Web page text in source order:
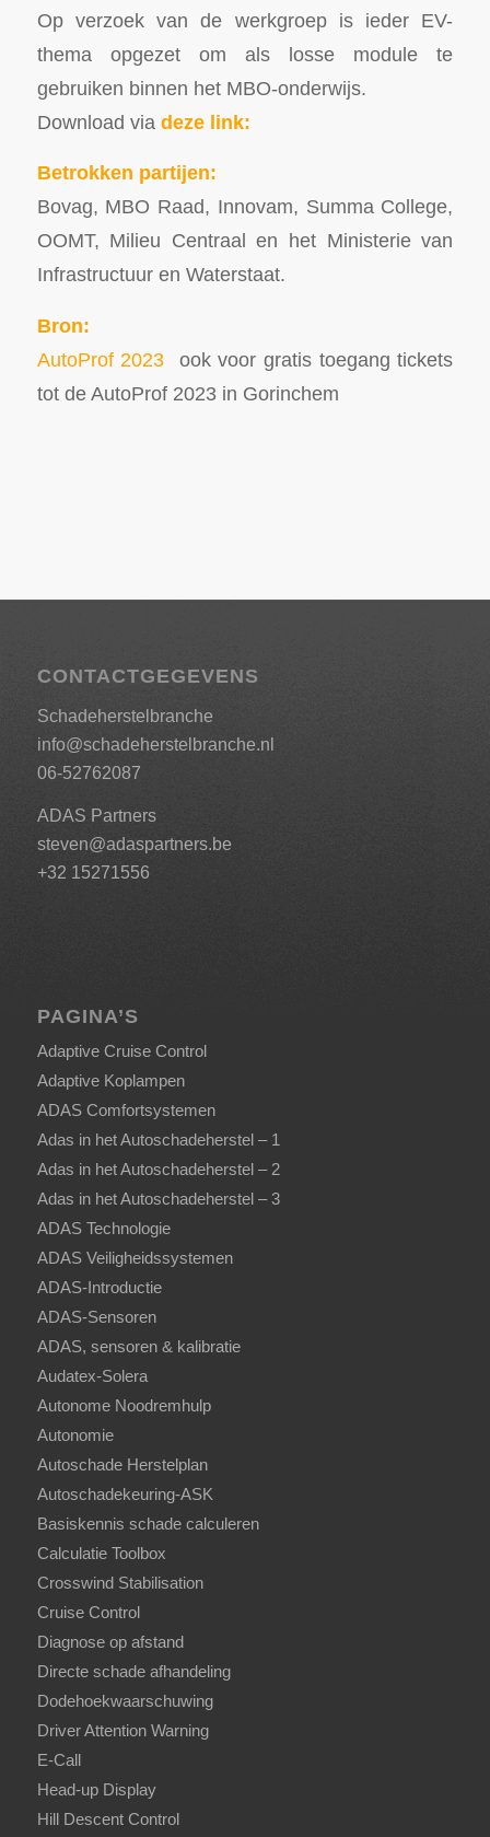
Op verzoek van de werkgroep is ieder EV-
thema opgezet om als losse module te
gebruiken binnen het MBO-onderwijs.
Download via deze link:
Betrokken partijen:
Bovag, MBO Raad, Innovam, Summa College,
OOMT, Milieu Centraal en het Ministerie van
Infrastructuur en Waterstaat.
Bron:
AutoProf 2023
ook voor gratis toegang tickets
tot de AutoProf 2023 in Gorinchem
CONTACTGEGEVENS
Schadeherstelbranche
info@schadeherstelbranche.nl
06-52762087
ADAS Partners
steven@adaspartners.be
+32 15271556
PAGINA’S
Adaptive Cruise Control
Adaptive Koplampen
ADAS Comfortsystemen
Adas in het Autoschadeherstel – 1
Adas in het Autoschadeherstel – 2
Adas in het Autoschadeherstel – 3
ADAS Technologie
ADAS Veiligheidssystemen
ADAS-Introductie
ADAS-Sensoren
ADAS, sensoren & kalibratie
Audatex-Solera
Autonome Noodremhulp
Autonomie
Autoschade Herstelplan
Autoschadekeuring-ASK
Basiskennis schade calculeren
Calculatie Toolbox
Crosswind Stabilisation
Cruise Control
Diagnose op afstand
Directe schade afhandeling
Dodehoekwaarschuwing
Driver Attention Warning
E-Call
Head-up Display
Hill Descent Control